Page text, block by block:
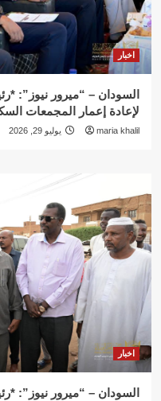
اخبار
السودان – “ميرور نيوز”:
لإعادة إعمار المجمعات
maria khalil يوليو 29, 2026
اخبار
السودان – “ميرور نيوز”: